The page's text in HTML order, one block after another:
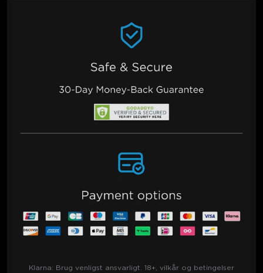
Klarna: Brug venligst ansvarligt. 18+, vilkår og betingelser